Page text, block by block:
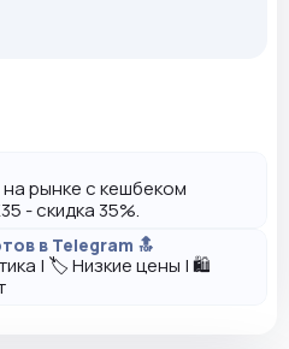
рынке с кешбеком
- скидка 35%.
в Telegram 🔝
| 🏷️ Низкие цены | 🛍️